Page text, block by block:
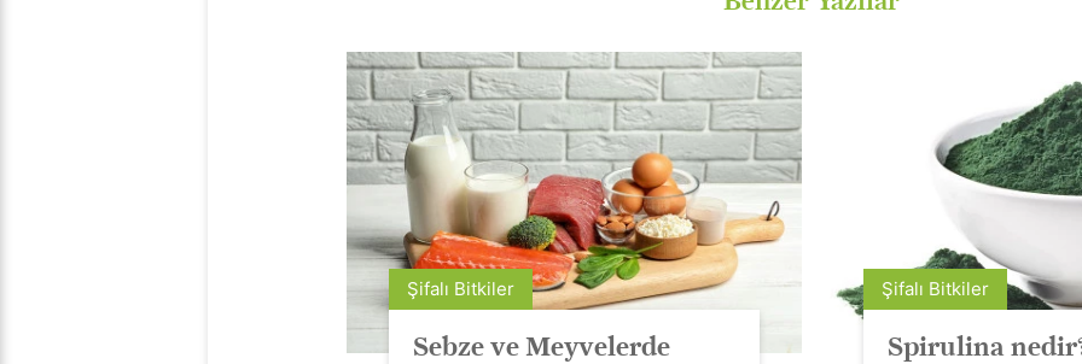
Şifalı Bitkiler
Sebze ve Meyvelerde
Şifalı Bitkiler
Spirulina